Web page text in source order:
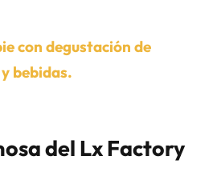
con degustación de
bebidas.
del Lx Factory